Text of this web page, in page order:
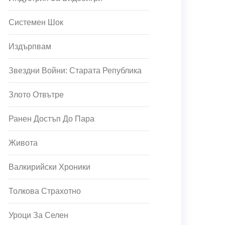
Системен Шок
Издърпвам
Звездни Войни: Старата Република
Злото Отвътре
Ранен Достъп До Пара
Живота
Валкирийски Хроники
Толкова Страхотно
Уроци За Селен